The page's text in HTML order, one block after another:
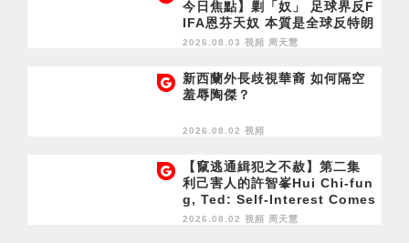
今日焦點】剿「奴」 足球界反F
IFA恩芬天奴 本質是全球反特朗
普
2026.08.03 視頻 周天慧
新西蘭外長歧視華裔 如何隔空
羞辱陶傑？
2026.08.02 視頻
【竄逃通緝犯之不赦】第二集
利己害人的許智峯Hui Chi-fun
g, Ted: Self-Interest Comes
at Others' Expense
2026.08.02 視頻 周天慧